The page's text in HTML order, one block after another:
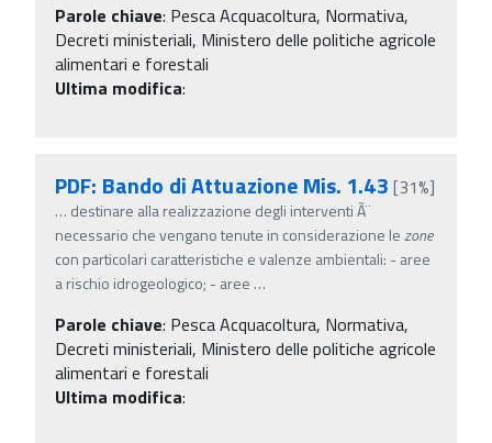
Parole chiave: Pesca Acquacoltura, Normativa,
Decreti ministeriali, Ministero delle politiche agricole
alimentari e forestali
Ultima modifica:
PDF: Bando di Attuazione Mis. 1.43 [31%]
… destinare alla realizzazione degli interventi Ã¨
necessario che vengano tenute in considerazione lezone
con particolari caratteristiche e valenze ambientali: - aree
a rischio idrogeologico; - aree …
Parole chiave: Pesca Acquacoltura, Normativa,
Decreti ministeriali, Ministero delle politiche agricole
alimentari e forestali
Ultima modifica: